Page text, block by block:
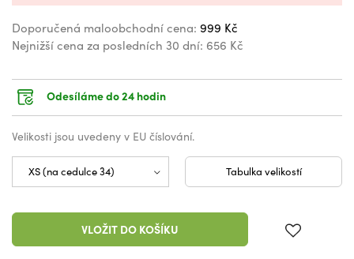
Doporučená maloobchodní cena: 999 Kč
Nejnižší cena za posledních 30 dní: 656 Kč
Odesíláme do 24 hodin
Velikosti jsou uvedeny v EU číslování.
Tabulka velikostí
VLOŽIT DO KOŠÍKU